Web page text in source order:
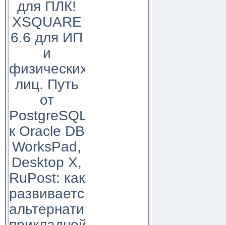
для ПЛК!
XSQUARE
6.6 для ИП
и
физических
лиц. Путь
от
PostgreSQL
к Oracle DB
WorksPad,
Desktop X,
RuPost: как
развивается
альтернатива